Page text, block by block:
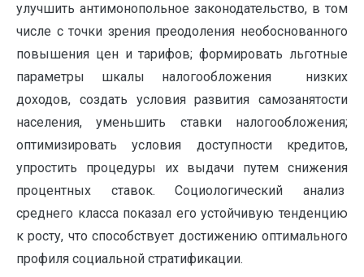
улучшить антимонопольное законодательство, в том
числе с точки зрения преодоления необоснованного
повышения цен и тарифов; формировать льготные
параметры шкалы налогообложения низких
доходов, создать условия развития самозанятости
населения, уменьшить ставки налогообложения;
оптимизировать условия доступности кредитов,
упростить процедуры их выдачи путем снижения
процентных ставок. Социологический анализ
среднего класса показал его устойчивую тенденцию
к росту, что способствует достижению оптимального
профиля социальной стратификации.